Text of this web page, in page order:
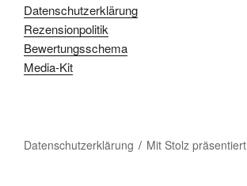
Datenschutzerklärung
Rezensionpolitik
Bewertungsschema
Media-Kit
Datenschutzerklärung Mit Stolz